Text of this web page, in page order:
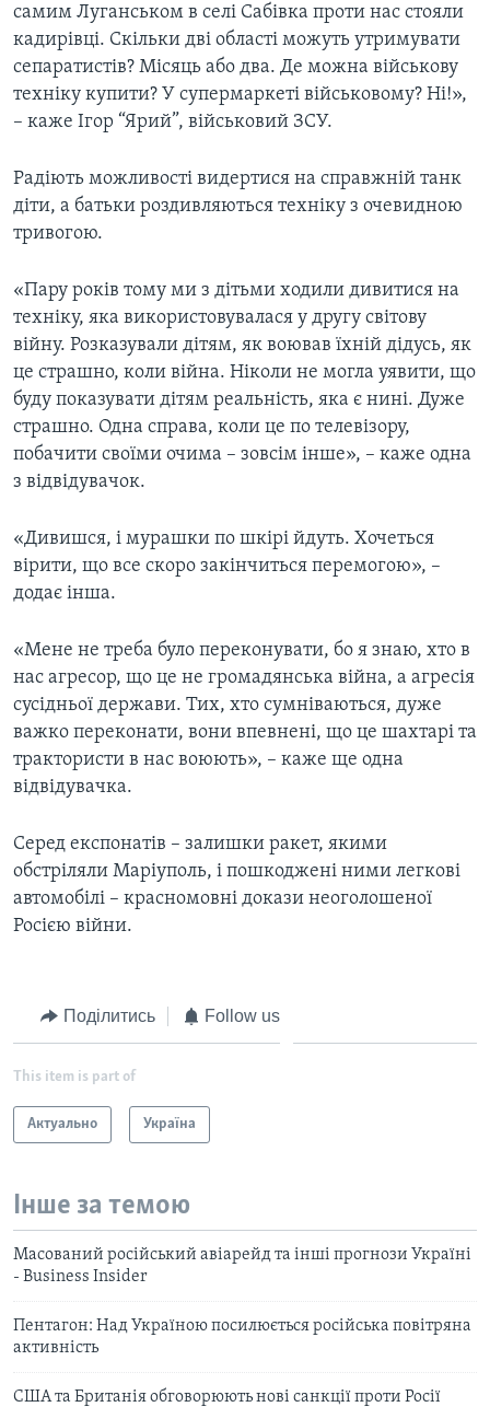
самим Луганськом в селі Сабівка проти нас стояли
кадирівці. Скільки дві області можуть утримувати
сепаратистів? Місяць або два. Де можна військову
техніку купити? У супермаркеті військовому? Ні!»,
– каже Ігор “Ярий”, військовий ЗСУ.
Радіють можливості видертися на справжній танк
діти, а батьки роздивляються техніку з очевидною
тривогою.
«Пару років тому ми з дітьми ходили дивитися на
техніку, яка використовувалася у другу світову
війну. Розказували дітям, як воював їхній дідусь, як
це страшно, коли війна. Ніколи не могла уявити, що
буду показувати дітям реальність, яка є нині. Дуже
страшно. Одна справа, коли це по телевізору,
побачити своїми очима – зовсім інше», – каже одна
з відвідувачок.
«Дивишся, і мурашки по шкірі йдуть. Хочеться
вірити, що все скоро закінчиться перемогою», –
додає інша.
«Мене не треба було переконувати, бо я знаю, хто в
нас агресор, що це не громадянська війна, а агресія
сусідньої держави. Тих, хто сумніваються, дуже
важко переконати, вони впевнені, що це шахтарі та
трактористи в нас воюють», – каже ще одна
відвідувачка.
Серед експонатів – залишки ракет, якими
обстріляли Маріуполь, і пошкоджені ними легкові
автомобілі – красномовні докази неоголошеної
Росією війни.
Поділитись Follow us
This item is part of
Актуально Україна
Інше за темою
Масований російський авіарейд та інші прогнози Україні
- Business Insider
Пентагон: Над Україною посилюється російська повітряна
активність
США та Британія обговорюють нові санкції проти Росії